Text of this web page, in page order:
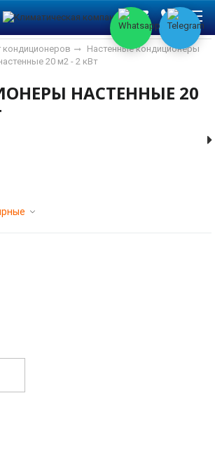
кондиционеров
Настенные кондиционеры
20 м2 - 2 кВт
НАСТЕННЫЕ 20